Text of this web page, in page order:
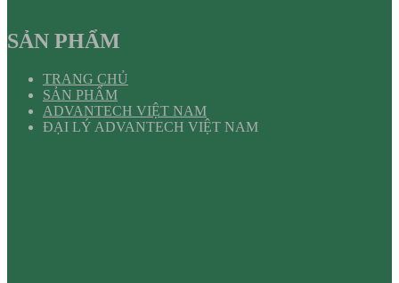
SẢN PHẨM
TRANG CHỦ
SẢN PHẨM
ADVANTECH VIỆT NAM
ĐẠI LÝ ADVANTECH VIỆT NAM